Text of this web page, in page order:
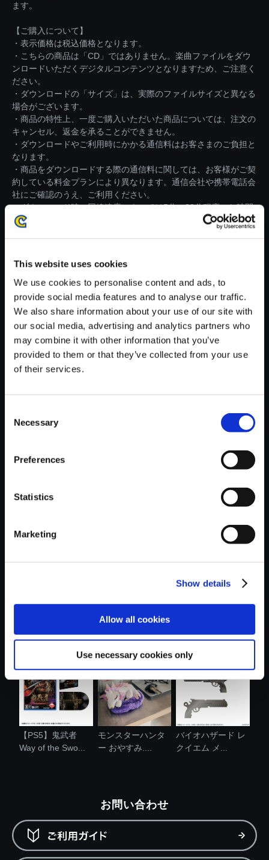
This website uses cookies
We use cookies to personalise content and ads, to
provide social media features and to analyse our traffic.
We also share information about your use of our site with
our social media, advertising and analytics partners who
may combine it with other information that you’ve
provided to them or that they’ve collected from your use
of their services.
Selection
Necessary
Preferences
Statistics
Marketing
Show details
Allow all cookies
Use necessary cookies only
ます。
【ご購入について】
・表示価格は税込価格となります。
・こちらの商品は「CD」ではありません。楽曲ファイルをダウ
ンロードいただくデジタルコンテンツとなりますため、ご注意く
ださい。
・ダウンロードの「サイズ」は、実際のファイルサイズと異なる
場合がございます。
・商品の特性上、一度ご購入いただいた商品については、注文の
キャンセル、返金を承ることができません。
・ダウンロードやご利用時にかかる通信料はお客さまのご負担と
なります。
・商品をダウンロードする際の通信料に関しては、お客様がご契
約している料金プランにより異なります。通信会社や携帯電話会
社にご確認のうえ、ご利用ください。
・ダウンロード時、回線速度によっては5分～82分程度のお時間
がかかる場合がございます。
※ご購入いただいたファイルのダウンロードの際には、通信環境
【単曲】流星のロックマン パー
フェクトコレクション オリジナ
150円
モンスターハンタ
【PS5】鬼武者
Way of the Swo...
モンスターハンタ
ー おやすみ....
バイオハザード レ
クイエム メ...
お問い合わせ